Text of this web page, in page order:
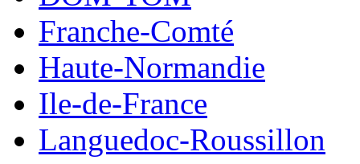
Franche-Comté
Haute-Normandie
Ile-de-France
Languedoc-Roussillon